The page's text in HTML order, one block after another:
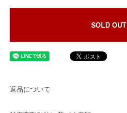
SOLD OUT
返品について